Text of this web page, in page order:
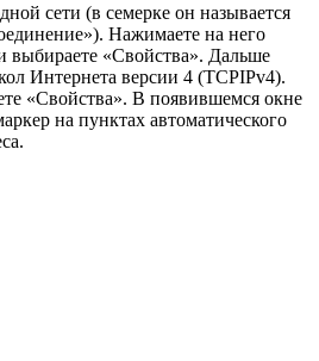
сети (в семерке он называется
Нажимаете на него
«Свойства». Дальше
Интернета версии 4 (TCPIPv4).
«Свойства». В появившемся окне
на пунктах автоматического